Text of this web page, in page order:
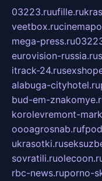
03223.ruufille.ru
veetbox.ru
mega-press.ru
eurovision-russia.ru
itrack-24.ru
alabuga-cityhotel.ru
bud-em-
korolevremont-
oooagrosnab.ru
ukrasotki.ru
sovratili.ru
rbc-news.ruporno-